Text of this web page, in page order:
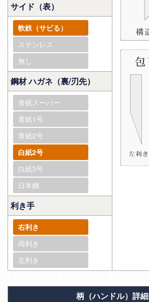
サイド（表）
軟鉄（サビる）
ステンレス
無し
鋼材 ハガネ（裏/刃先）
青紙スーパー
青紙1号
青紙2号
白紙2号
白紙3号
日本鋼
利き手
右利き
両利き
左利き
柄（ハンドル）詳細